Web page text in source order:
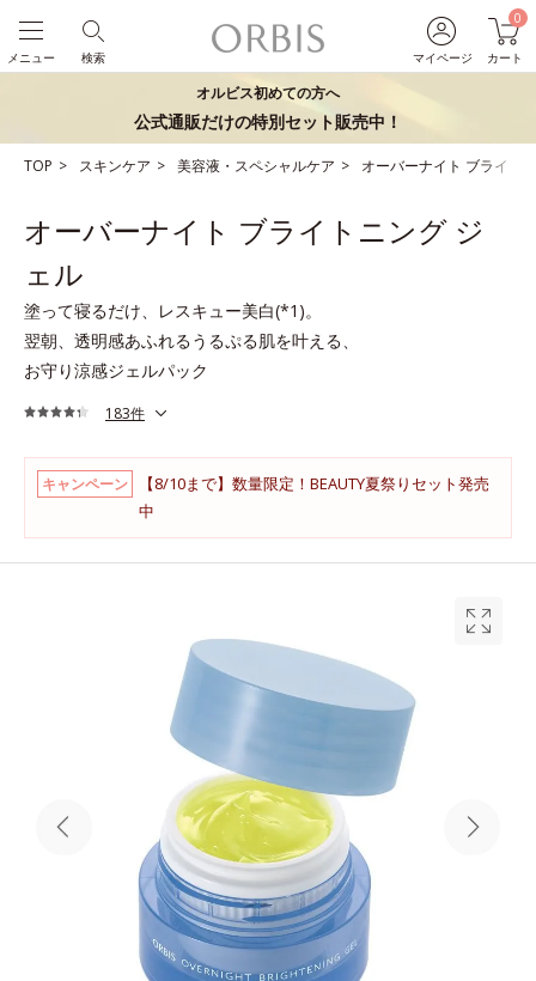
マイページ
0
カート
検索
メニュー
オルビス初めての方へ
公式通販だけの特別セット販売中！
TOP スキンケア 美容液・スペシャルケア オーバーナイト ブライト
オーバーナイト ブライトニング ジ
ェル
塗って寝るだけ、レスキュー美白(*1)。
翌朝、透明感あふれるうるぷる肌を叶える、
お守り涼感ジェルパック
183件
キャンペーン
【8/10まで】数量限定！BEAUTY夏祭りセット発売
中